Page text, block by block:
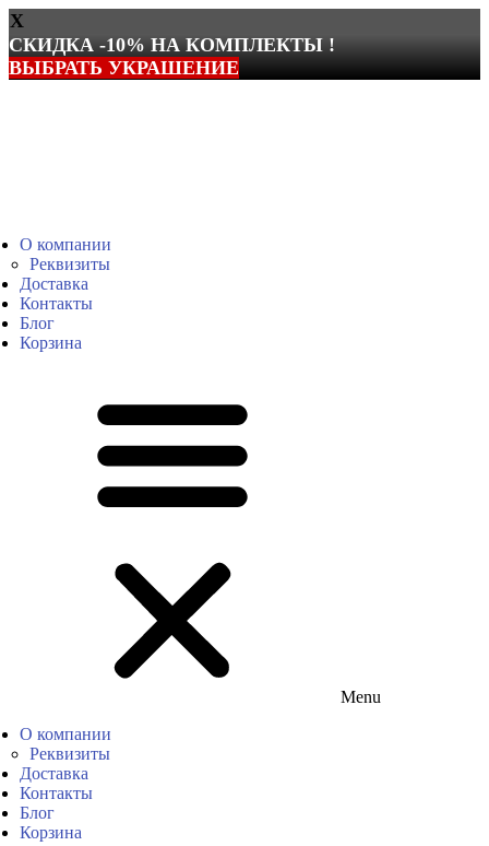
X
СКИДКА -10% НА КОМПЛЕКТЫ !
ВЫБРАТЬ УКРАШЕНИЕ
О компании
Реквизиты
Доставка
Контакты
Блог
Корзина
Menu
О компании
Реквизиты
Доставка
Контакты
Блог
Корзина